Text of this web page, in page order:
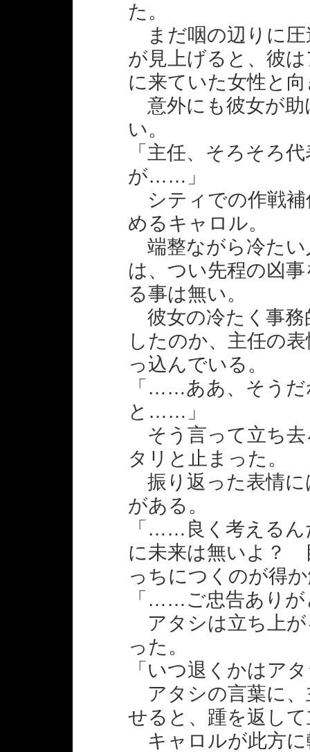
た。
まだ咽の辺りに圧
が見上げると、彼
に来ていた女性と
意外にも彼女が助
い。
「主任、そろそろ
が……」
シティでの作戦補
めるキャロル。
端整ながら冷たい
は、つい先程の凶
る事は無い。
彼女の冷たく事務
したのか、主任の
っ込んでいる。
「……ああ、そうだ
と……」
そう言って立ち去
タリと止まった。
振り返った表情に
がある。
「……良く考えるん
に未来は無いよ？
っちにつくのが得
「……ご忠告あり
アタシは立ち上が
った。
「いつ退くかはア
アタシの言葉に、
せると、踵を返し
キャロルが此方に